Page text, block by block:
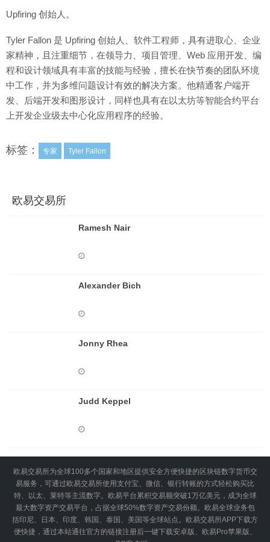
Upfiring 创始人。
Tyler Fallon 是 Upfiring 创始人、软件工程师，具有进取心、企业
家精神，且注重细节，在领导力、项目管理、Web 应用开发、编
程和设计领域具有丰富的技能与经验，擅长在快节奏的团队环境
中工作，并为多维问题设计有效的解决方案。他精通客户端开
发、后端开发和图形设计，同样也具有在以太坊等智能合约平台
上开发企业级去中心化应用程序的经验。
标签： 专家 Tyler Fallon
欧易交易所
Ramesh Nair
Alexander Bich
Jonny Rhea
Judd Keppel
欧易交易所为全球100多个国家和地区提供安全方便快捷的区块链数字货币交
易服务，可通过欧易交易所使用支付宝、微信、银行转账的方式轻松购买比
特、以太、莱特等主流数字。欧易平台累积交易额突破1万亿美元，成为全球
最大数字资产交易平台，占据全球50%数字资产交易份额。欧易全球业务包
括印尼、日本、印度、韩国、泰国、美国等全球站点。欧易交易所APP下载方
便快捷，通过本站通往官方的链接注册后一键下载安卓版、欧易Pro苹果版、